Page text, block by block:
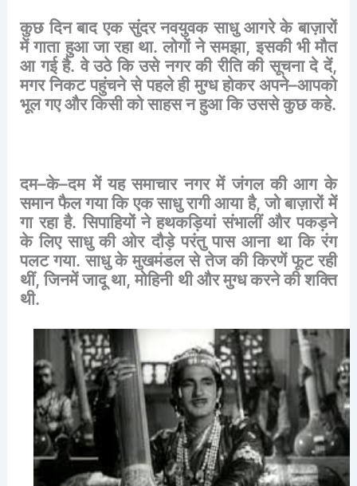
कुछ दिन बाद एक सुंदर नवयुवक साधु आगरे के बाज़ारों
में गाता हुआ जा रहा था.लोगों ने समझा,इसकी भी मौत
आ गई है.वे उठे कि उसे नगर की रीति की सूचना दे दें,
मगर निकट पहुंचने से पहले ही मुग्ध होकर अपने–आपको
भूलगएऔरकिसीकोसाहसनहुआकिउससेकुछकहे.
दम–के–दम में यह समाचार नगर में जंगल की आग के
समान फैल गया कि एक साधु रागी आया है,जो बाज़ारों में
गा रहा है.सिपाहियों ने हथकड़ियां संभालीं और पकड़ने
के लिए साधु की ओर दौड़े परंतु पास आना था कि रंग
पलट गया.साधु के मुखमंडल से तेज की किरणें फूट रही
थीं,जिनमेंजादू था,मोहिनी थी औरमुग्धकरनेकीशक्ति
थी.